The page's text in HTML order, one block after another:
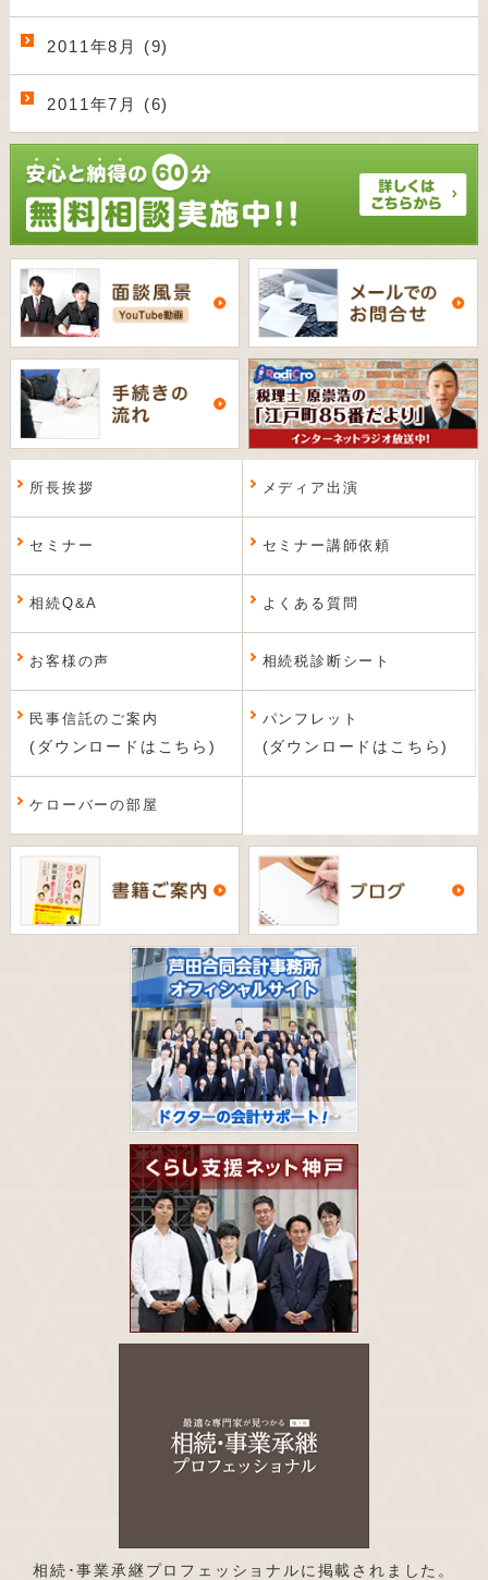
2011年8月 (9)
2011年7月 (6)
所長挨拶 メディア出演
セミナー セミナー講師依頼
相続Q&A よくある質問
お客様の声 相続税診断シート
民事信託のご案内
(ダウンロードはこちら)
パンフレット
(ダウンロードはこちら)
ケローバーの部屋
相続･事業承継プロフェッショナルに掲載されました。